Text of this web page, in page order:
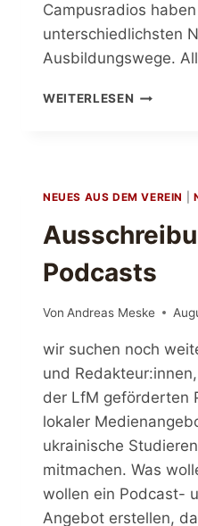
Campusradios
unterschiedlichsten
Ausbildungswege.
WEITERLESEN WAS
NEUES AUS DEM VEREIN
Podcasts
Von Andreas Meske
wir suchen noch
und
der LfM geförderten
lokaler
ukrainische
mitmachen. Was
wollen ein Podcast-
Angebot erstellen,